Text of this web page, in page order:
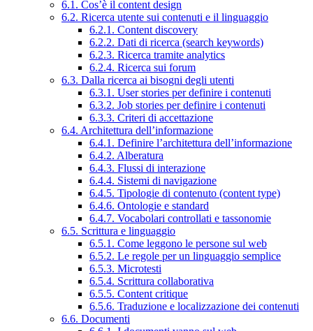
6.1. Cos’è il content design
6.2. Ricerca utente sui contenuti e il linguaggio
6.2.1. Content discovery
6.2.2. Dati di ricerca (search keywords)
6.2.3. Ricerca tramite analytics
6.2.4. Ricerca sui forum
6.3. Dalla ricerca ai bisogni degli utenti
6.3.1. User stories per definire i contenuti
6.3.2. Job stories per definire i contenuti
6.3.3. Criteri di accettazione
6.4. Architettura dell’informazione
6.4.1. Definire l’architettura dell’informazione
6.4.2. Alberatura
6.4.3. Flussi di interazione
6.4.4. Sistemi di navigazione
6.4.5. Tipologie di contenuto (content type)
6.4.6. Ontologie e standard
6.4.7. Vocabolari controllati e tassonomie
6.5. Scrittura e linguaggio
6.5.1. Come leggono le persone sul web
6.5.2. Le regole per un linguaggio semplice
6.5.3. Microtesti
6.5.4. Scrittura collaborativa
6.5.5. Content critique
6.5.6. Traduzione e localizzazione dei contenuti
6.6. Documenti